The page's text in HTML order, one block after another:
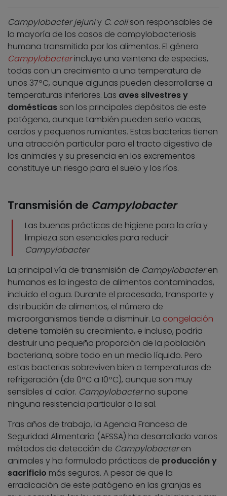
Campylobacter jejuniy C. colison responsables de
la mayoría de los casos de campylobacteriosis
humana transmitida por los alimentos. El género
Campylobacterincluye una veintena de especies,
todas con un crecimiento a una temperatura de
unos 37ºC, aunque algunas pueden desarrollarse a
temperaturas inferiores. Las aves silvestres y
domésticas son los principales depósitos de este
patógeno, aunque también pueden serlo vacas,
cerdos y pequeños rumiantes. Estas bacterias tienen
una atracción particular para el tracto digestivo de
los animales y su presencia en los excrementos
constituye un riesgo para el suelo y los ríos.
Transmisión de Campylobacter
Las buenas prácticas de higiene para la cría y
limpieza son esenciales para reducir
Campylobacter
La principal vía de transmisión de Campylobacteren
humanos es la ingesta de alimentos contaminados,
incluido el agua. Durante el procesado, transporte y
distribución de alimentos, el número de
microorganismos tiende a disminuir. La congelación
detiene también su crecimiento, e incluso, podría
destruir una pequeña proporción de la población
bacteriana, sobre todo en un medio líquido. Pero
estas bacterias sobreviven bien a temperaturas de
refrigeración (de 0ºC a 10ºC), aunque son muy
sensibles al calor. Campylobacterno supone
ninguna resistencia particular a la sal.
Tras años de trabajo, la Agencia Francesa de
Seguridad Alimentaria (AFSSA) ha desarrollado varios
métodos de detección de Campylobacteren
animales y ha formulado prácticas de producción y
sacrificio más seguras. A pesar de que la
erradicación de este patógeno en las granjas es